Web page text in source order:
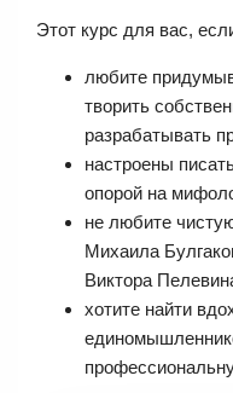
Этот курс для вас,
любите
творить
разрабатывать
настроены
опорой на
не любите
Михаила
Виктора
хотите найти